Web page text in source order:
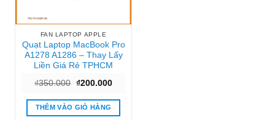
FAN LAPTOP APPLE
Quạt Laptop MacBook Pro
A1278 A1286 – Thay Lấy
Liền Giá Rẻ TPHCM
₫350.000 Giá
là:
₫350.000.
₫200.000Giá
tại
₫200.000.
THÊM VÀO GIỎ HÀNG